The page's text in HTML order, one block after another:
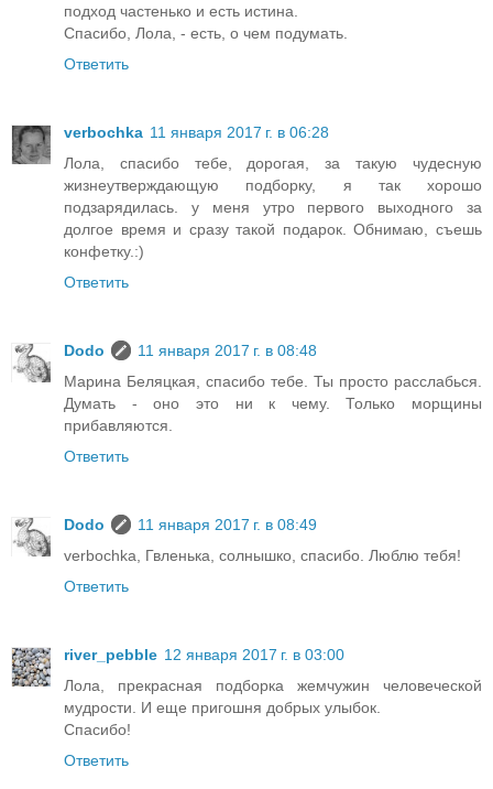
подход частенько и есть истина.
Спасибо, Лола, - есть, о чем подумать.
Ответить
verbochka 11 января 2017 г. в 06:28
Лола, спасибо тебе, дорогая, за такую чудесную
жизнеутверждающую подборку, я так хорошо
подзарядилась. у меня утро первого выходного за
долгое время и сразу такой подарок. Обнимаю, съешь
конфетку.:)
Ответить
Dodo
11 января 2017 г. в 08:48
Марина Беляцкая, спасибо тебе. Ты просто расслабься.
Думать - оно это ни к чему. Только морщины
прибавляются.
Ответить
Dodo
11 января 2017 г. в 08:49
verbochka, Гвленька, солнышко, спасибо. Люблю тебя!
Ответить
river_pebble 12 января 2017 г. в 03:00
Лола, прекрасная подборка жемчужин человеческой
мудрости. И еще пригошня добрых улыбок.
Спасибо!
Ответить